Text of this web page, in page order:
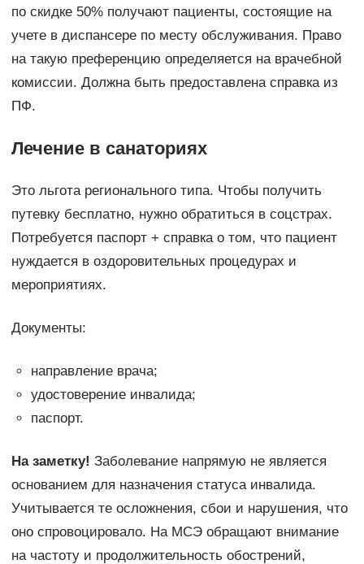
по скидке 50% получают пациенты, состоящие на
учете в диспансере по месту обслуживания. Право
на такую преференцию определяется на врачебной
комиссии. Должна быть предоставлена справка из
ПФ.
Лечение в санаториях
Это льгота регионального типа. Чтобы получить
путевку бесплатно, нужно обратиться в соцстрах.
Потребуется паспорт + справка о том, что пациент
нуждается в оздоровительных процедурах и
мероприятиях.
Документы:
направление врача;
удостоверение инвалида;
паспорт.
На заметку! Заболевание напрямую не является
основанием для назначения статуса инвалида.
Учитывается те осложнения, сбои и нарушения, что
оно спровоцировало. На МСЭ обращают внимание
на частоту и продолжительность обострений,